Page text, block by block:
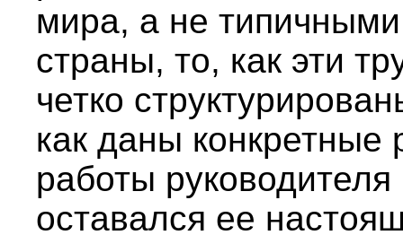
мира, а не
страны, то, как эти
четко
как даны
работы
оставался ее